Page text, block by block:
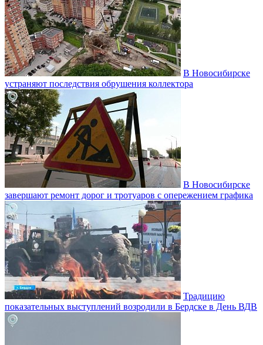
В Новосибирске
устраняют последствия обрушения коллектора
В Новосибирске
завершают ремонт дорог и тротуаров с опережением графика
Традицию
показательных выступлений возродили в Бердске в День ВДВ